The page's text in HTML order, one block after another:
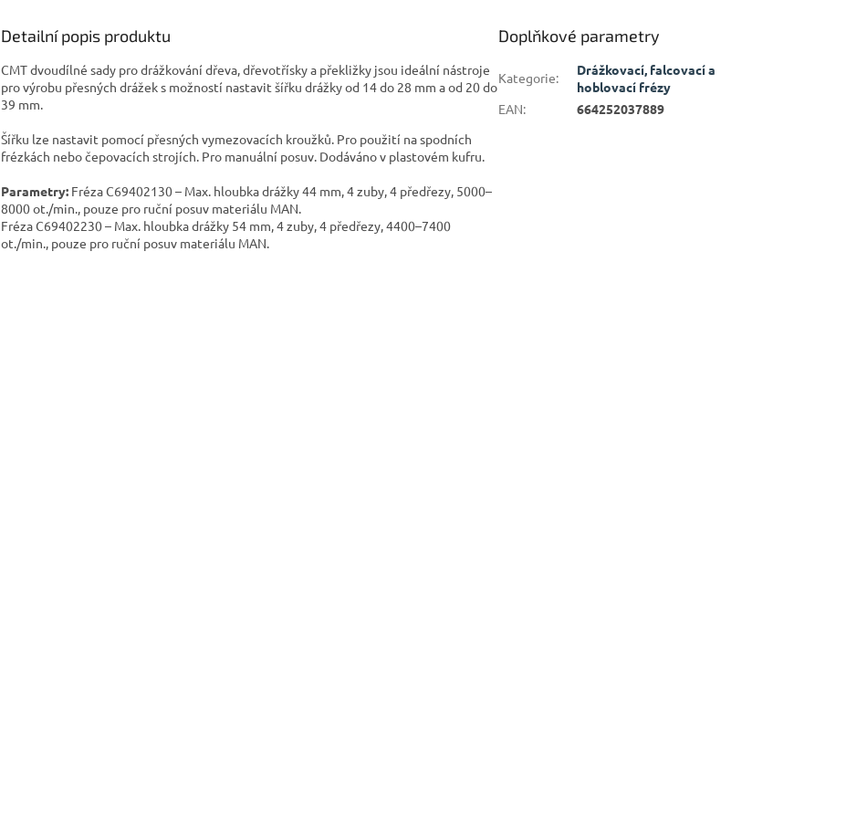
Detailní popis produktu
CMT dvoudílné sady pro drážkování dřeva, dřevotřísky a překližky jsou ideální nástroje
pro výrobu přesných drážek s možností nastavit šířku drážky od 14 do 28 mm a od 20 do
39 mm.
Šířku lze nastavit pomocí přesných vymezovacích kroužků. Pro použití na spodních
frézkách nebo čepovacích strojích. Pro manuální posuv. Dodáváno v plastovém kufru.
Parametry: Fréza C69402130 – Max. hloubka drážky 44 mm, 4 zuby, 4 předřezy, 5000–
8000 ot./min., pouze pro ruční posuv materiálu MAN.
Fréza C69402230 – Max. hloubka drážky 54 mm, 4 zuby, 4 předřezy, 4400–7400
ot./min., pouze pro ruční posuv materiálu MAN.
Doplňkové parametry
Kategorie:
Drážkovací, falcovací a
hoblovací frézy
EAN: 664252037889